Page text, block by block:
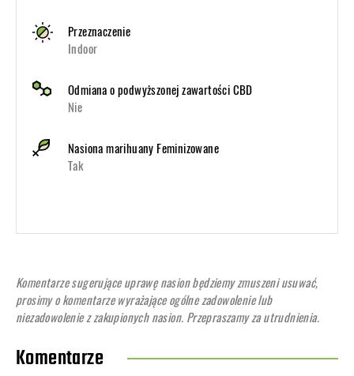
Przeznaczenie
Indoor
Odmiana o podwyższonej zawartości CBD
Nie
Nasiona marihuany Feminizowane
Tak
Komentarze sugerujące uprawę nasion będziemy zmuszeni usuwać,
prosimy o komentarze wyrażające ogólne zadowolenie lub
niezadowolenie z zakupionych nasion. Przepraszamy za utrudnienia.
Komentarze